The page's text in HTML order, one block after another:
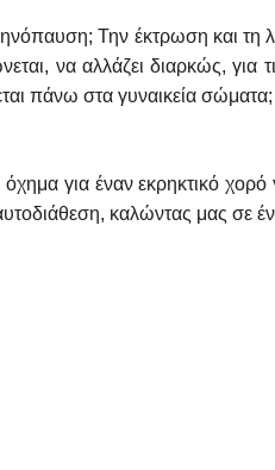
Την έκτρωση και τη
να αλλάζει διαρκώς, για
πάνω στα γυναικεία σώματα;
όχημα για έναν εκρηκτικό
καλώντας μας σε